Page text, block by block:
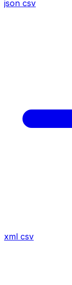
json csv
xml csv